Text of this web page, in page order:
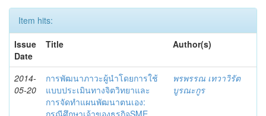
Item hits:
Issue
Date
Title Author(s)
2014-
05-20
การพัฒนาภาวะผู้นำโดยการใช้
แบบประเมินทางจิตวิทยาและ
การจัดทำแผนพัฒนาตนเอง:
กรณีศึกษาเจ้าของธุรกิจSME
พรพรรณ เทวาวิรัต
บูรณะกูร